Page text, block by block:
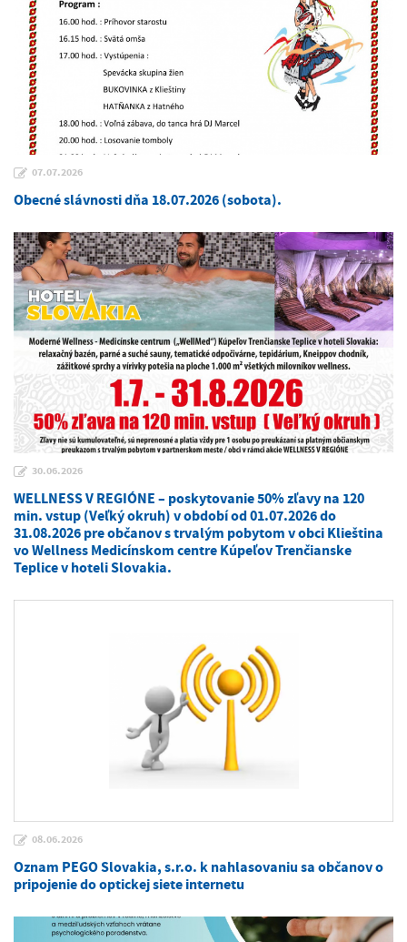
07.07.2026
Obecné slávnosti dňa 18.07.2026 (sobota).
30.06.2026
WELLNESS V REGIÓNE – poskytovanie 50% zľavy na 120
min. vstup (Veľký okruh) v období od 01.07.2026 do
31.08.2026 pre občanov s trvalým pobytom v obci Klieština
vo Wellness Medicínskom centre Kúpeľov Trenčianske
Teplice v hoteli Slovakia.
08.06.2026
Oznam PEGO Slovakia, s.r.o. k nahlasovaniu sa občanov o
pripojenie do optickej siete internetu